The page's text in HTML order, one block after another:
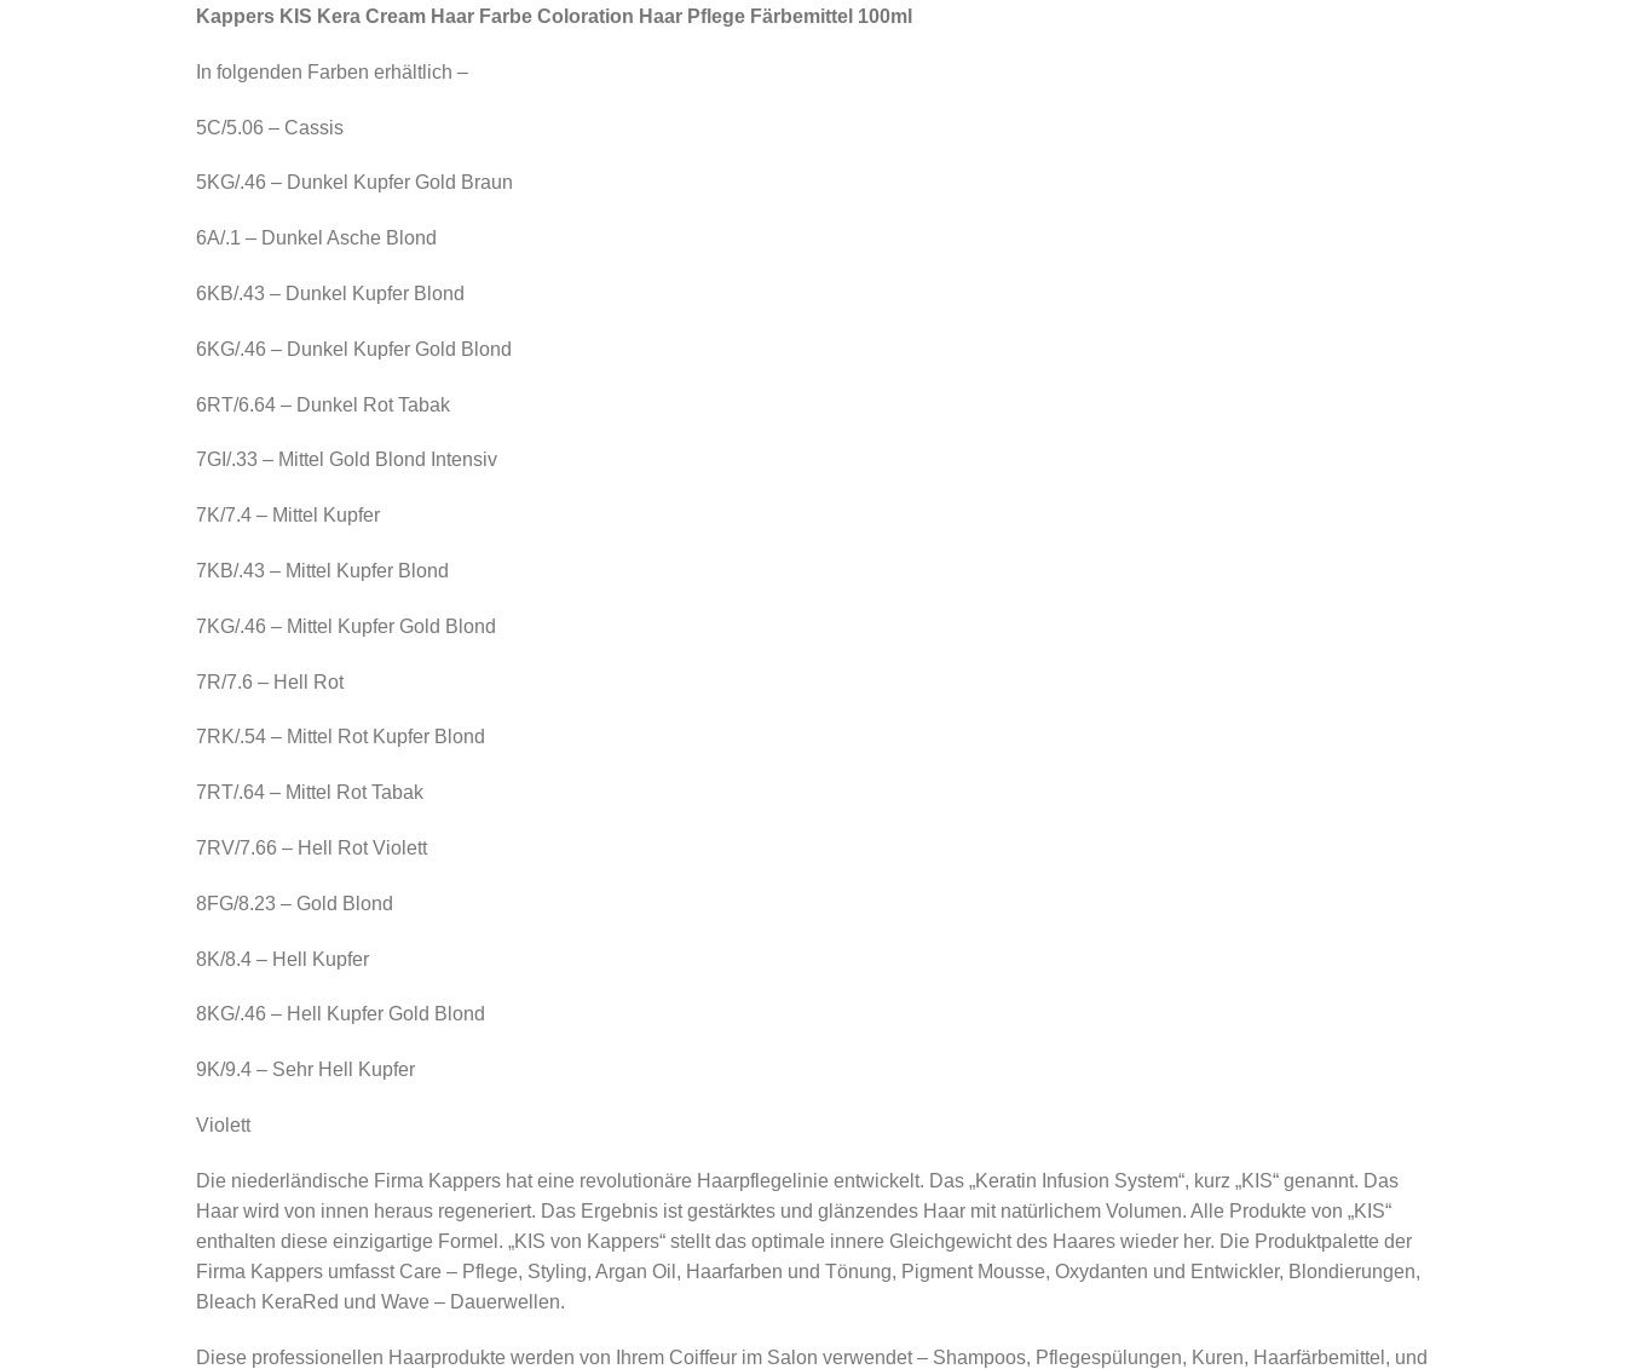
Kappers KIS Kera Cream Haar Farbe Coloration Haar Pflege Färbemittel 100ml
In folgenden Farben erhältlich –
5C/5.06 – Cassis
5KG/.46 – Dunkel Kupfer Gold Braun
6A/.1 – Dunkel Asche Blond
6KB/.43 – Dunkel Kupfer Blond
6KG/.46 – Dunkel Kupfer Gold Blond
6RT/6.64 – Dunkel Rot Tabak
7GI/.33 – Mittel Gold Blond Intensiv
7K/7.4 – Mittel Kupfer
7KB/.43 – Mittel Kupfer Blond
7KG/.46 – Mittel Kupfer Gold Blond
7R/7.6 – Hell Rot
7RK/.54 – Mittel Rot Kupfer Blond
7RT/.64 – Mittel Rot Tabak
7RV/7.66 – Hell Rot Violett
8FG/8.23 – Gold Blond
8K/8.4 – Hell Kupfer
8KG/.46 – Hell Kupfer Gold Blond
9K/9.4 – Sehr Hell Kupfer
Violett
Die niederländische Firma Kappers hat eine revolutionäre Haarpflegelinie entwickelt. Das „Keratin Infusion System“, kurz „KIS“ genannt. Das
Haar wird von innen heraus regeneriert. Das Ergebnis ist gestärktes und glänzendes Haar mit natürlichem Volumen. Alle Produkte von „KIS“
enthalten diese einzigartige Formel. „KIS von Kappers“ stellt das optimale innere Gleichgewicht des Haares wieder her. Die Produktpalette der
Firma Kappers umfasst Care – Pflege, Styling, Argan Oil, Haarfarben und Tönung, Pigment Mousse, Oxydanten und Entwickler, Blondierungen,
Bleach KeraRed und Wave – Dauerwellen.
Diese professionellen Haarprodukte werden von Ihrem Coiffeur im Salon verwendet – Shampoos, Pflegespülungen, Kuren, Haarfärbemittel, und